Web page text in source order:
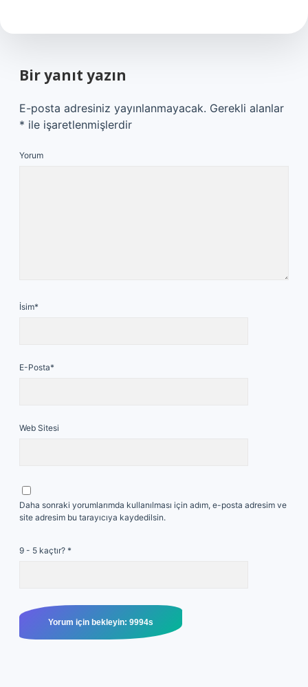
Bir yanıt yazın
E-posta adresiniz yayınlanmayacak. Gerekli alanlar
* ile işaretlenmişlerdir
Yorum
İsim*
E-Posta*
Web Sitesi
Daha sonraki yorumlarımda kullanılması için adım, e-posta adresim ve
site adresim bu tarayıcıya kaydedilsin.
9 - 5 kaçtır? *